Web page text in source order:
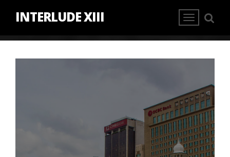
INTERLUDE XIII